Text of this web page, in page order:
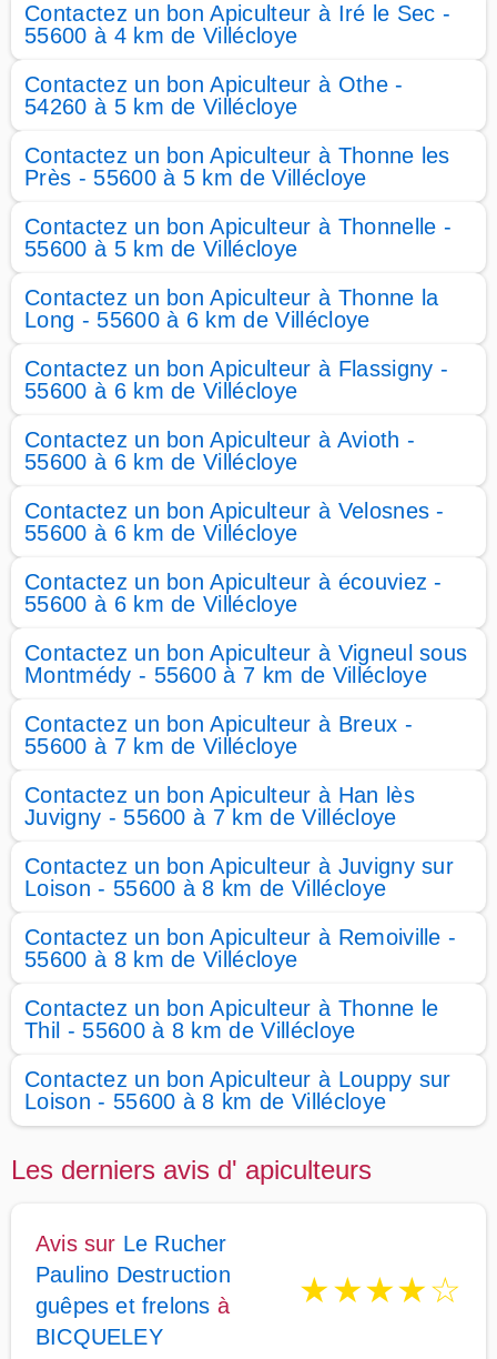
Contactez un bon Apiculteur à Iré le Sec -
55600 à 4 km de Villécloye
Contactez un bon Apiculteur à Othe -
54260 à 5 km de Villécloye
Contactez un bon Apiculteur à Thonne les
Près - 55600 à 5 km de Villécloye
Contactez un bon Apiculteur à Thonnelle -
55600 à 5 km de Villécloye
Contactez un bon Apiculteur à Thonne la
Long - 55600 à 6 km de Villécloye
Contactez un bon Apiculteur à Flassigny -
55600 à 6 km de Villécloye
Contactez un bon Apiculteur à Avioth -
55600 à 6 km de Villécloye
Contactez un bon Apiculteur à Velosnes -
55600 à 6 km de Villécloye
Contactez un bon Apiculteur à écouviez -
55600 à 6 km de Villécloye
Contactez un bon Apiculteur à Vigneul sous
Montmédy - 55600 à 7 km de Villécloye
Contactez un bon Apiculteur à Breux -
55600 à 7 km de Villécloye
Contactez un bon Apiculteur à Han lès
Juvigny - 55600 à 7 km de Villécloye
Contactez un bon Apiculteur à Juvigny sur
Loison - 55600 à 8 km de Villécloye
Contactez un bon Apiculteur à Remoiville -
55600 à 8 km de Villécloye
Contactez un bon Apiculteur à Thonne le
Thil - 55600 à 8 km de Villécloye
Contactez un bon Apiculteur à Louppy sur
Loison - 55600 à 8 km de Villécloye
Les derniers avis d' apiculteurs
Avis sur Le Rucher
Paulino Destruction
guêpes et frelons à
BICQUELEY
★★★★☆